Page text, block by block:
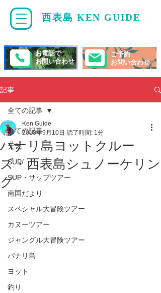
西表島 KEN GUIDE
ご予約
お問い合わせ
お電話で
お問い合わせ
記事
全ての記事
天気
SUP/
SUP・サップツアー
南国だより
スペシャル大冒険ツアー
カヌーツアー
ジャングル大冒険ツアー
パナリ島
ヨット
釣り
全ての記事
パナリ島ヨットクルー
ズ・西表島シュノーケリン
グ
Ken Guide
2018年9月10日 読了時間: 1分